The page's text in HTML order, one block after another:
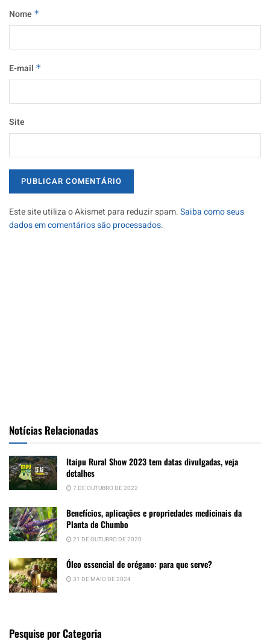
Nome *
E-mail *
Site
Este site utiliza o Akismet para reduzir spam.Saiba como seus
dados em comentários são processados.
Notícias Relacionadas
Itaipu Rural Show 2023 tem datas divulgadas, veja
detalhes
7 DE OUTUBRO DE 2022
Benefícios, aplicações e propriedades medicinais da
Planta de Chumbo
21 DE OUTUBRO DE 2020
Óleo essencial de orégano: para que serve?
31 DE MAIO DE 2024
Pesquise por Categoria